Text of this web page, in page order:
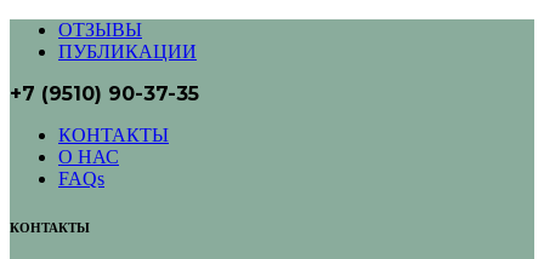
ОТЗЫВЫ
ПУБЛИКАЦИИ
+7 (9510) 90-37-35
КОНТАКТЫ
О НАС
FAQs
КОНТАКТЫ